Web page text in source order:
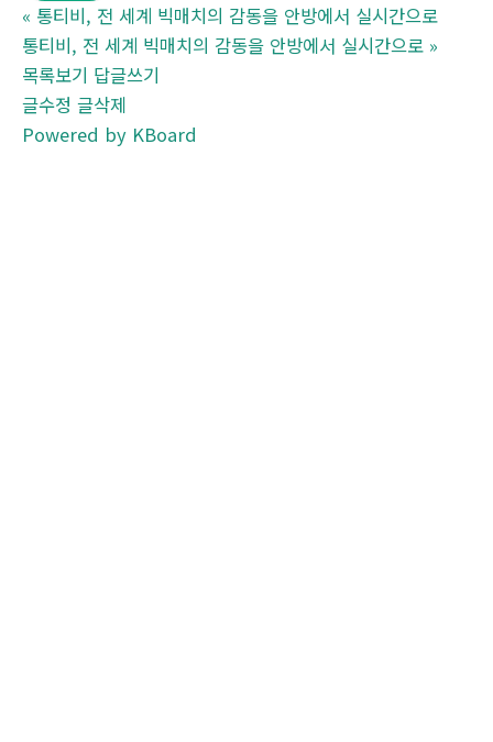
« 통티비, 전 세계 빅매치의 감동을 안방에서 실시간으로
통티비, 전 세계 빅매치의 감동을 안방에서 실시간으로 »
목록보기 답글쓰기
글수정 글삭제
Powered by KBoard